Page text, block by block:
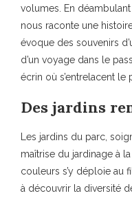
volumes. En
nous raconte une
évoque des souvenirs
d’un voyage dans le
écrin où s’entrelacent le
Des jardins
Les jardins du parc,
maîtrise du jardinage à
couleurs s’y déploie au
à découvrir la diversité